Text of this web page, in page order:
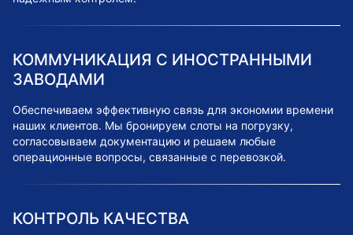
КОММУНИКАЦИЯ С ИНОСТРАННЫМИ
ЗАВОДАМИ
Обеспечиваем эффективную связь для экономии времени
наших клиентов. Мы бронируем слоты на погрузку,
согласовываем документацию и решаем любые
операционные вопросы, связанные с перевозкой.
КОНТРОЛЬ КАЧЕСТВА